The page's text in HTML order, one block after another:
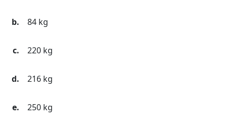
84 kg
220 kg
216 kg
250 kg